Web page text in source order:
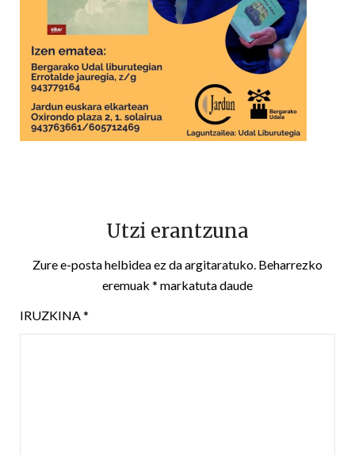
Utzi erantzuna
Zure e-posta helbidea ez da argitaratuko. Beharrezko
eremuak * markatuta daude
IRUZKINA*